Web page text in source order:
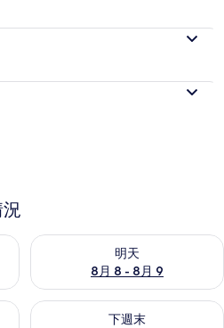
情況
明天
8月 8 - 8月 9
查看明天 (8月 8 - 8月 9) 的供
應情況
下週末
查看下週末 (8月 14 - 8月 16)